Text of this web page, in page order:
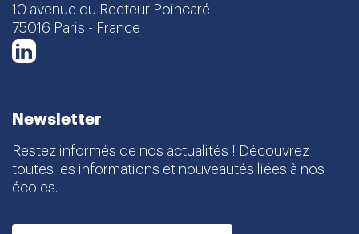
10 avenue du Recteur Poincaré
75016 Paris - France
Newsletter
Restez informés de nos actualités ! Découvrez
toutes les informations et nouveautés liées à nos
écoles.